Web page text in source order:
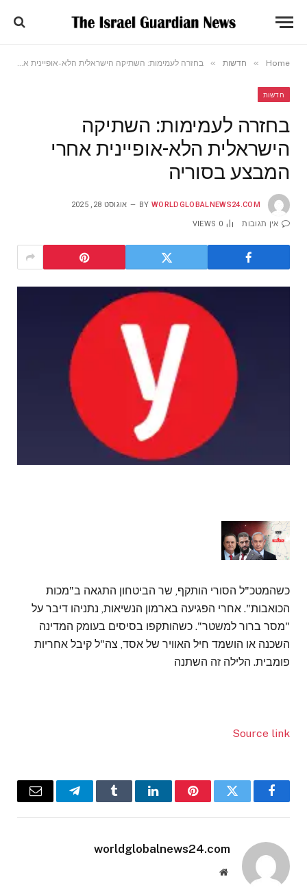
Home
» חדשות » בחזרה לעמימות: השתיקה הישראלית הלא-אופיינית אחרי המבצע בסוריה
חדשות
בחזרה לעמימות: השתיקה
הישראלית הלא-אופיינית אחרי
המבצע בסוריה
BY WORLDGLOBALNEWS24.COM אוגוסט 28, 2025
אין תגובות 0
VIEWS
כשהמטכ"ל הסורי הותקף, שר הביטחון התגאה ב"מכות
הכואבות". אחרי הפגיעה בארמון הנשיאות, נתניהו דיבר על
"מסר ברור למשטר". כשהותקפו בסיסים בעומק המדינה
השכנה או הושמד חיל האוויר של אסד, צה"ל קיבל אחריות
פומבית. הלילה זה השתנה
Source link
Facebook
Twitter
Pinterest
LinkedIn
Tumblr
Telegram
Email
worldglobalnews24.com
Website